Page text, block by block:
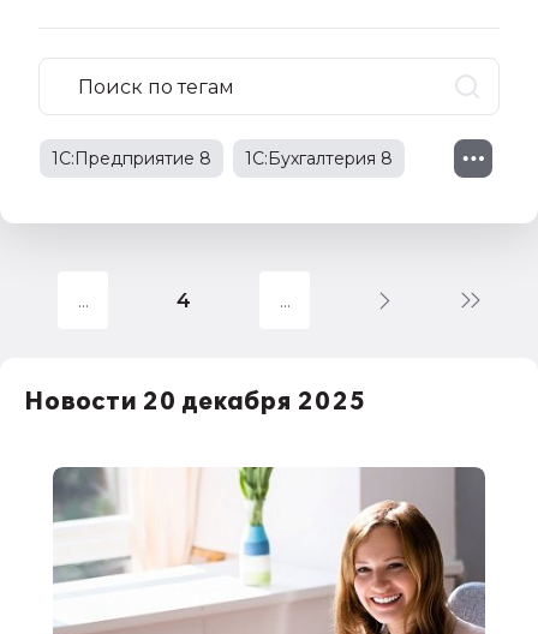
1С:Предприятие 8 1С:Бухгалтерия 8
1С:Бухгалтерия государственного
1С:Зарплата и управление персоналом
права работников НДФЛ
1С:Управление производственным
4
Новости 20 декабря 2025